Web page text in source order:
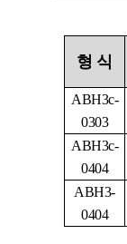
형 식
ABH3c-
0303
ABH3c-
0404
ABH3-
0404